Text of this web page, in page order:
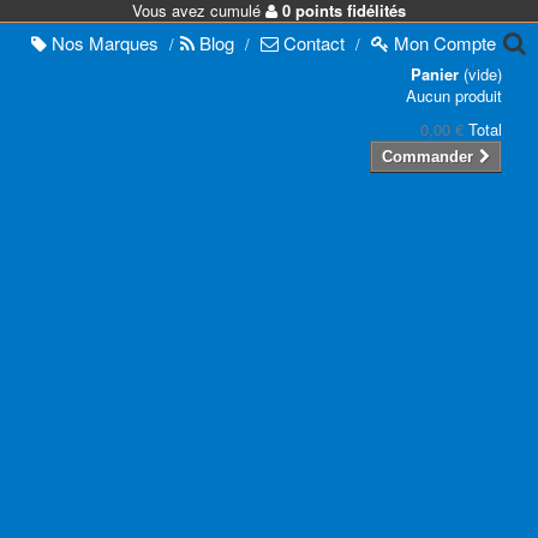
Vous avez cumulé 0 points fidélités
Nos Marques / Blog / Contact / MonCompte
Panier (vide)
Aucun produit
0,00 € Total
Commander